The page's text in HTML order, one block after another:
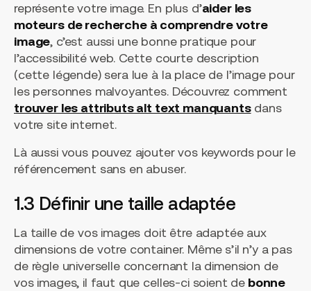
représente votre image. En plus d’aider les
moteurs de recherche à comprendre votre
image, c’est aussi une bonne pratique pour
l’accessibilité web. Cette courte description
(cette légende) sera lue à la place de l’image pour
les personnes malvoyantes. Découvrez comment
trouver les attributs alt text manquantsdans
votre site internet.
Là aussi vous pouvez ajouter vos keywords pour le
référencement sans en abuser.
1.3 Définir une taille adaptée
La taille de vos images doit être adaptée aux
dimensions de votre container. Même s’il n’y a pas
de règle universelle concernant la dimension de
vos images, il faut que celles-ci soient de bonne